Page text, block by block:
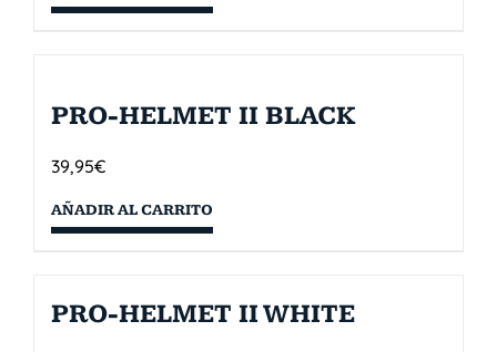
PRO-HELMET II BLACK
39,95€
AÑADIR AL CARRITO
PRO-HELMET II WHITE